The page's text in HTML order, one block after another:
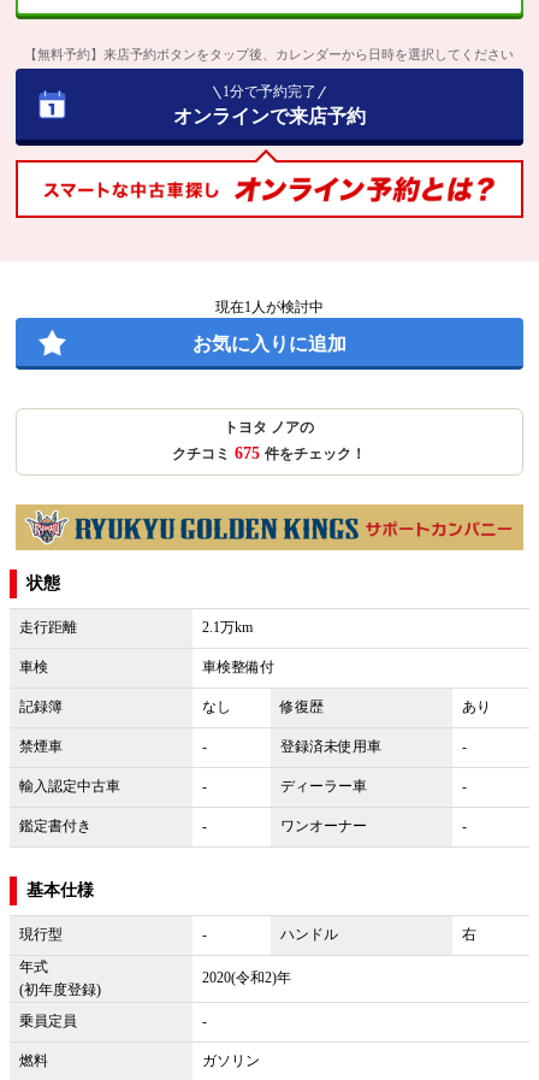
【無料予約】来店予約ボタンをタップ後、カレンダーから日時を選択してください
1分で予約完了
オンラインで来店予約
現在1 人が検討中
お気に入りに追加
トヨタ ノアの
クチコミ 675 件をチェック！
状態
走行距離 2.1万km
車検 車検整備付
記録簿 なし 修復歴 あり
禁煙車 - 登録済未使用車 -
輸入認定中古車 - ディーラー車 -
鑑定書付き - ワンオーナー -
基本仕様
現行型 - ハンドル
右
年式
(初年度登録)
2020(令和2)年
乗員定員 -
燃料 ガソリン